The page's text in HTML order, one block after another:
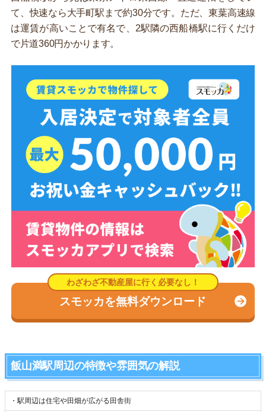
て、快速なら大手町駅まで約30分です。ただ、東葉高速線
は運賃が高いことで有名で、2駅隣の西船橋駅に行くだけ
で片道360円かかります。
スモッカを無料ダウンロード
飯山満駅周辺の特徴や雰囲気の解説
・駅周辺は住宅や田畑が広がる田舎街